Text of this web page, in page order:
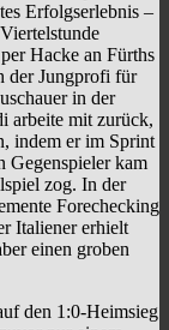
Erfolgserlebnis –
Hacke an Fürths
der Jungprofi für
in der
arbeite mit zurück,
indem er im Sprint
Gegenspieler kam
zog. In der
Forechecking
Italiener erhielt
einen groben
den 1:0-Heimsieg